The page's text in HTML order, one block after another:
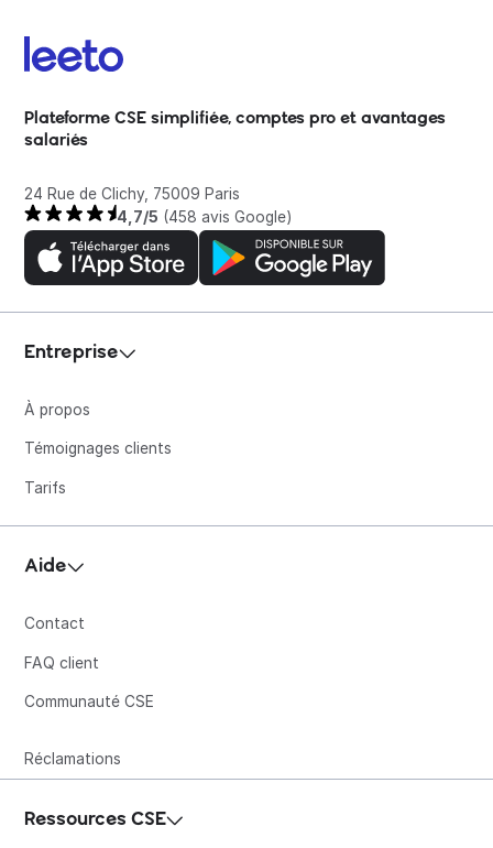
Plateforme CSE simplifiée, comptes pro et avantages
salariés
24 Rue de Clichy, 75009 Paris
4,7/5 (458 avis Google)
Entreprise
À propos
Témoignages clients
Tarifs
Aide
Contact
FAQ client
Communauté CSE
Réclamations
Ressources CSE